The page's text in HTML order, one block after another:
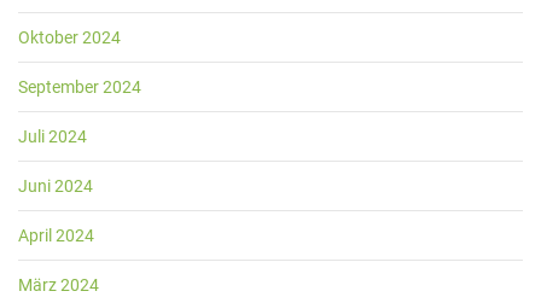
Oktober 2024
September 2024
Juli 2024
Juni 2024
April 2024
März 2024